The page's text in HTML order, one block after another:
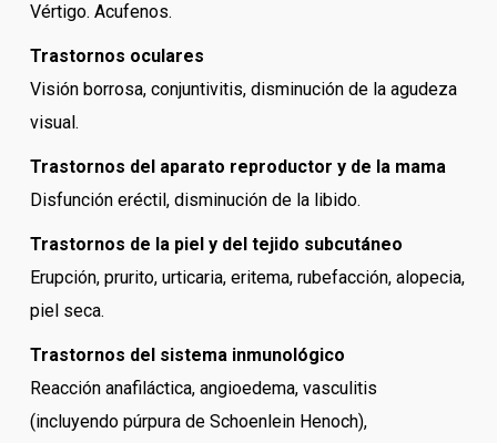
Vértigo. Acufenos.
Trastornos oculares
Visión borrosa, conjuntivitis, disminución de la agudeza
visual.
Trastornos del aparato reproductor y de la mama
Disfunción eréctil, disminución de la libido.
Trastornos de la piel y del tejido subcutáneo
Erupción, prurito, urticaria, eritema, rubefacción, alopecia,
piel seca.
Trastornos del sistema inmunológico
Reacción anafiláctica, angioedema, vasculitis
(incluyendo púrpura de Schoenlein Henoch),